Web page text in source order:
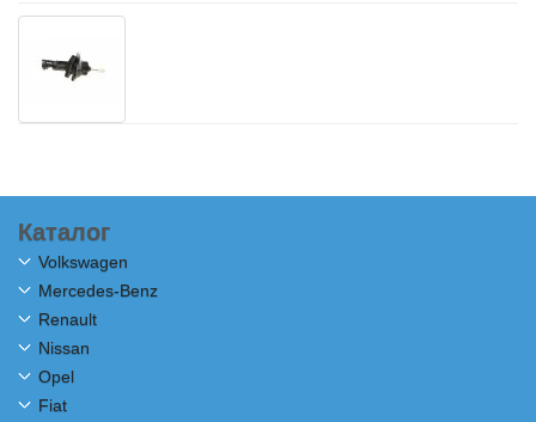
Каталог
Volkswagen
Mercedes-Benz
Renault
Nissan
Opel
Fiat